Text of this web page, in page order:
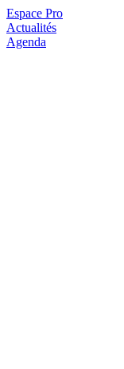
Espace Pro
Actualités
Agenda